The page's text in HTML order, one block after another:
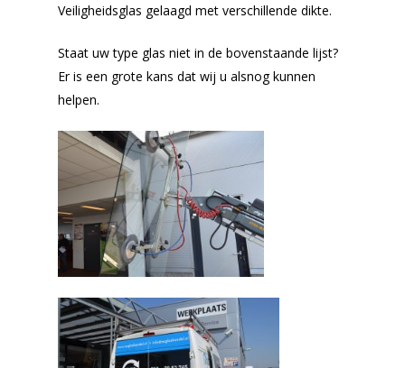
Veiligheidsglas gelaagd met verschillende dikte.
Staat uw type glas niet in de bovenstaande lijst?
Er is een grote kans dat wij u alsnog kunnen
helpen.